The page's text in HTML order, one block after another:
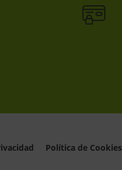
Política de Cookies